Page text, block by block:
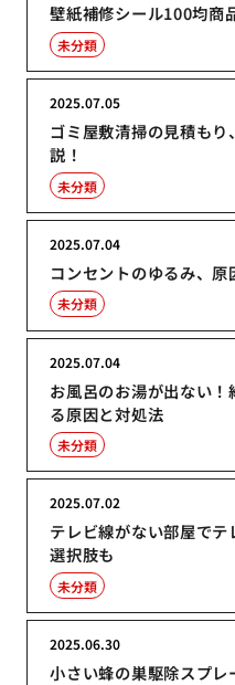
壁紙補修シール100均商
未分類
ゴミ屋敷清掃の見積も
説！
2025.07.05
未分類
コンセントのゆるみ、
2025.07.04
未分類
お風呂のお湯が出ない
る原因と対処法
2025.07.04
未分類
テレビ線がない部屋で
選択肢も
2025.07.02
未分類
小さい蜂の巣駆除スプレ
2025.06.30